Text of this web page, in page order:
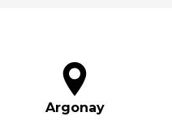
Argonay